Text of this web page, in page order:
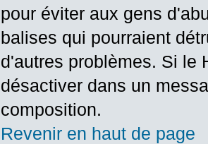
pour éviter aux gens
balises qui pourraient
d'autres problèmes. Si le
désactiver dans un
composition.
Revenir en haut de page